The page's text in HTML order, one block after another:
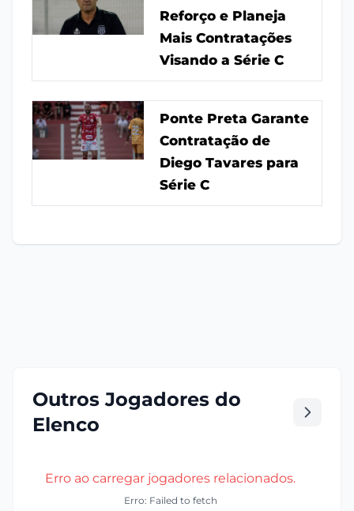
Reforço e Planeja
Mais Contratações
Visando a Série C
Ponte Preta Garante
Contratação de
Diego Tavares para
Série C
Outros Jogadores do
Elenco
Erro ao carregar jogadores relacionados.
Erro: Failed to fetch